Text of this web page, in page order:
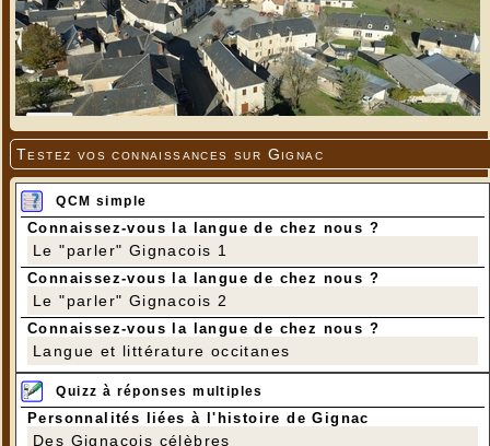
Testez vos connaissances sur Gignac
QCM simple
Connaissez-vous la langue de chez nous ?
Le "parler" Gignacois 1
Connaissez-vous la langue de chez nous ?
Le "parler" Gignacois 2
Connaissez-vous la langue de chez nous ?
Langue et littérature occitanes
Quizz à réponses multiples
Personnalités liées à l'histoire de Gignac
Des Gignacois célèbres